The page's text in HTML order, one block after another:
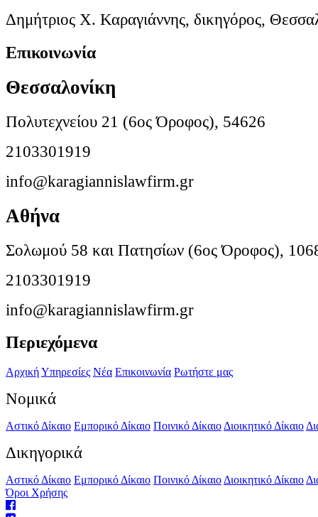
Δημήτριος Χ. Καραγιάννης, δικηγόρος,
Επικοινωνία
Θεσσαλονίκη
Πολυτεχνείου 21 (6ος Όροφος), 54626
2103301919
info@karagiannislawfirm.gr
Αθήνα
Σολωμού 58 και Πατησίων (6ος Όροφος),
2103301919
info@karagiannislawfirm.gr
Περιεχόμενα
ΑρχικήΥπηρεσίες Νέα Επικοινωνία Ρωτήστε μας
Νομικά
Αστικό Δίκαιο Εμπορικό Δίκαιο Ποινικό Δίκαιο Διοικητικό Δίκαιο
Δικηγορικά
Αστικό Δίκαιο Εμπορικό Δίκαιο Ποινικό Δίκαιο Διοικητικό Δίκαιο
Όροι Χρήσης